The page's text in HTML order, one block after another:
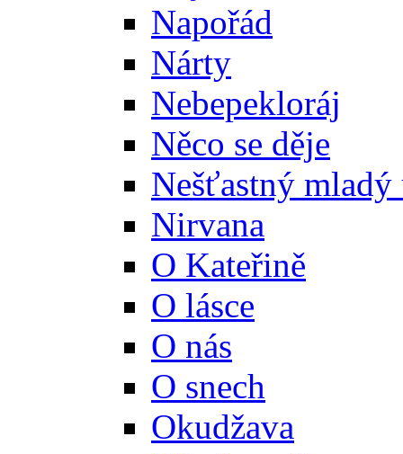
Napořád
Nárty
Nebepekloráj
Něco se děje
Nešťastný
Nirvana
O Kateřině
O lásce
O nás
O snech
Okudžava